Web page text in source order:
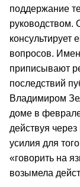
поддержание
руководством.
консультирует
вопросов.
приписывают
последствий
Владимиром
доме в
действуя
усилия для
«говорить на
возымела